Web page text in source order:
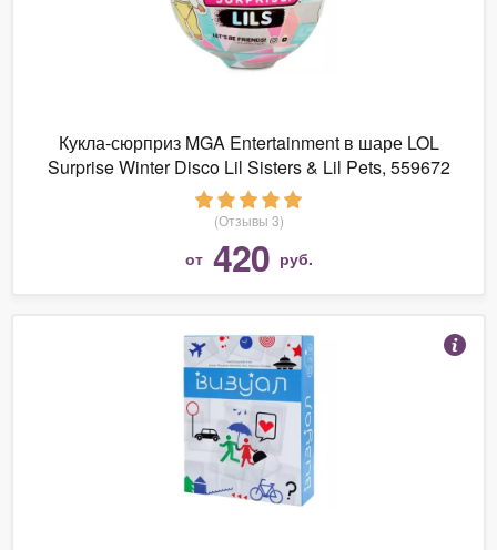
Кукла-сюрприз MGA Entertainment в шаре LOL
Surprise Winter Disco Lil Sisters & Lil Pets, 559672
(Отзывы 3)
от 420 руб.